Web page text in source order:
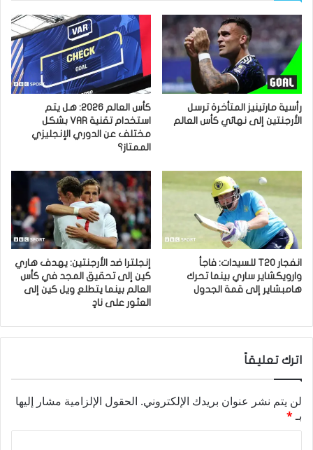
رأسية مارتينيز المتأخرة ترسل
الأرجنتين إلى نهائي كأس العالم
كأس العالم 2026: هل يتم
استخدام تقنية VAR بشكل
مختلف عن الدوري الإنجليزي
الممتاز؟
انفجار T20 للسيدات: فاجأ
وارويكشاير ساري بينما تحرك
هامبشاير إلى قمة الجدول
إنجلترا ضد الأرجنتين: يهدف هاري
كين إلى تحقيق المجد في كأس
العالم بينما يتطلع ويل كين إلى
العثور على نادٍ
اترك تعليقاً
لن يتم نشر عنوان بريدك الإلكتروني. الحقول الإلزامية مشار إليها
بـ*